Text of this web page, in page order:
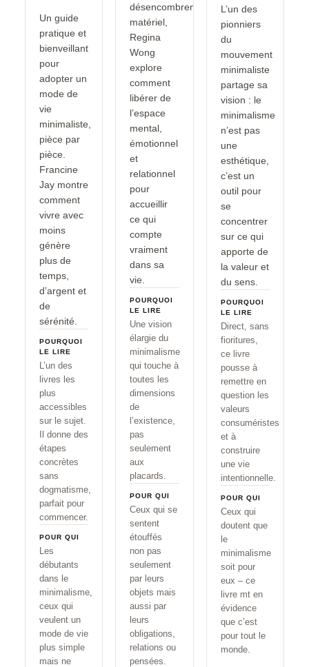
Un guide
pratique et
bienveillant
pour
adopter un
mode de
vie
minimaliste,
pièce par
pièce.
Francine
Jay montre
comment
vivre avec
moins
génère
plus de
temps,
d’argent et
de
sérénité.
POURQUOI
LE LIRE
L’un des
livres les
plus
accessibles
sur le sujet.
Il donne des
étapes
concrètes
sans
dogmatisme,
parfait pour
commencer.
POUR QUI
Les
débutants
dans le
minimalisme,
ceux qui
veulent un
mode de vie
plus simple
mais ne
désencombrement
matériel,
Regina
Wong
explore
comment
libérer de
l’espace
mental,
émotionnel
et
relationnel
pour
accueillir
ce qui
compte
vraiment
dans sa
vie.
POURQUOI
LE LIRE
Une vision
élargie du
minimalisme
qui touche à
toutes les
dimensions
de
l’existence,
pas
seulement
aux
placards.
POUR QUI
Ceux qui se
sentent
étouffés
non pas
seulement
par leurs
objets mais
aussi par
leurs
obligations,
relations ou
pensées.
L’un des
pionniers
du
mouvement
minimaliste
partage sa
vision : le
minimalisme
n’est pas
une
esthétique,
c’est un
outil pour
se
concentrer
sur ce qui
apporte de
la valeur et
du sens.
POURQUOI
LE LIRE
Direct, sans
fioritures,
ce livre
pousse à
remettre en
question les
valeurs
consuméristes
et à
construire
une vie
intentionnelle.
POUR QUI
Ceux qui
doutent que
le
minimalisme
soit pour
eux – ce
livre mt en
évidence
que c’est
pour tout le
monde.